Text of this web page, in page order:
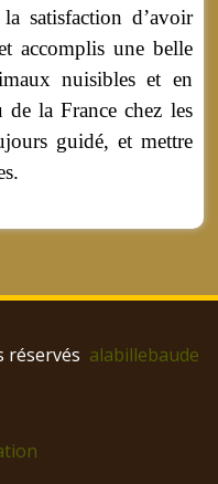
satisfaction d’avoir
accomplis une belle
nuisibles et en
de la France chez les
guidé, et mettre
réservés alabillebaude